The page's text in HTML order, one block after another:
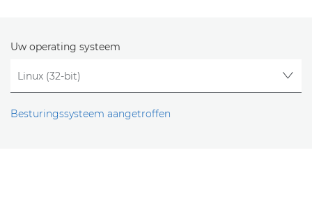
Uw operating systeem
Besturingssysteem aangetroffen